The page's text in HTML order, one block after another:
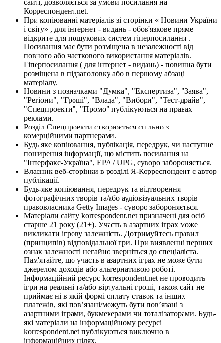
сайті, дозволяється за умови посилання на
Корреспондент.net.
При копіюванні матеріалів зі сторінки « Новини України
і світу» , для інтернет - видань - обов'язкове пряме
відкрите для пошукових систем гіперпосилання .
Посилання має бути розміщена в незалежності від
повного або часткового використання матеріалів.
Гіперпосилання ( для інтернет - видань) - повинна бути
розміщена в підзаголовку або в першому абзаці
матеріалу.
Новини з позначками "Думка", "Експертиза", "Заява",
"Регіони", "Гроші", "Влада", "Вибори", "Тест-драйв",
"Спецпроекти", "Промо" публікуються на правах
реклами.
Розділ Спецпроекти створюється спільно з
комерційними партнерами.
Будь яке копіювання, публікація, передрук, чи наступне
поширення інформації, що містить посилання на
"Інтерфакс-Україна", EPA / UPG, суворо забороняється.
Власник веб-сторінки в розділі Я-Корреспондент є автор
публікації.
Будь-яке копіювання, передрук та відтворення
фотографічних творів та/або аудіовізуальних творів
правовласника Getty Images - суворо забороняється.
Матеріали сайту korrespondent.net призначені для осіб
старше 21 року (21+). Участь в азартних іграх може
викликати ігрову залежність. Дотримуйтесь правил
(принципів) відповідальної гри. При виявленні перших
ознак залежності негайно зверніться до спеціаліста.
Пам'ятайте, що участь в азартних іграх не може бути
джерелом доходів або альтернативою роботі.
Інформаційний ресурс korrespondent.net не проводить
ігри на реальні та/або віртуальні гроші, також сайт не
приймає ні в якій формі оплату ставок та інших
платежів, які пов’язані/можуть бути пов’язані з
азартними іграми, букмекерами чи тоталізаторами. Будь-
які матеріали на інформаційному ресурсі
korrespondent.net публікуються виключно в
інформаційних цілях.